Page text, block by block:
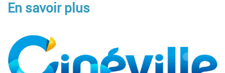
En savoir plus